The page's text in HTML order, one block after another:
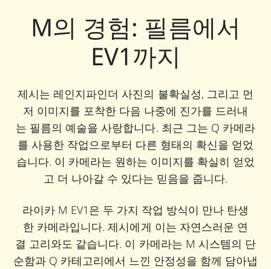
M의 경험: 필름에서
EV1까지
제시는 레인지파인더 사진의 불확실성, 그리고 먼
저 이미지를 포착한 다음 나중에 진가를 드러내
는 필름의 예술을 사랑합니다. 최근 그는 Q 카메라
를 사용한 작업으로부터 다른 형태의 확신을 얻었
습니다. 이 카메라는 원하는 이미지를 확실히 얻었
고 더 나아갈 수 있다는 믿음을 줍니다.
라이카 M EV1은 두 가지 작업 방식이 만나 탄생
한 카메라입니다. 제시에게 이는 자연스러운 연
결 고리와도 같습니다. 이 카메라는 M 시스템의 단
순함과 Q 카테고리에서 느낀 안정성을 함께 담아냅